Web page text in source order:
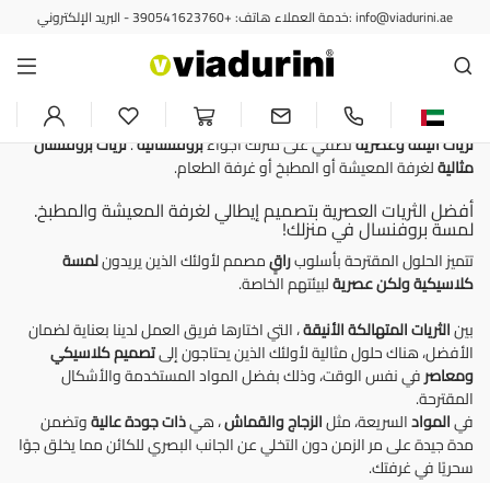
خدمة العملاء هاتف: +390541623760 - البريد الإلكتروني: info@viadurini.ae
الثريات
ثريا شابي شيك لخلق جو بروفنسال
في منزلك
ثريات أنيقة وعصريةتُضفي على منزلك أجواءًبروفنسالية.ثريات بروفنسال
مثاليةلغرفة المعيشة أو المطبخ أو غرفة الطعام.
أفضل الثريات العصرية بتصميم إيطالي لغرفة المعيشة والمطبخ.
لمسة بروفنسال في منزلك!
تتميز الحلول المقترحة بأسلوبراقٍمصمم لأولئك الذين يريدونلمسة
كلاسيكية ولكن عصريةلبيئتهم الخاصة.
بينالثريات المتهالكة الأنيقة، التي اختارها فريق العمل لدينا بعناية لضمان
الأفضل، هناك حلول مثالية لأولئك الذين يحتاجون إلىتصميم كلاسيكي
ومعاصرفي نفس الوقت، وذلك بفضل المواد المستخدمة والأشكال
المقترحة.
فيالموادالسريعة، مثلالزجاجوالقماش، هيذات جودة عاليةوتضمن
مدة جيدة على مر الزمن دون التخلي عن الجانب البصري للكائن مما يخلق جوًا
سحريًا في غرفتك.